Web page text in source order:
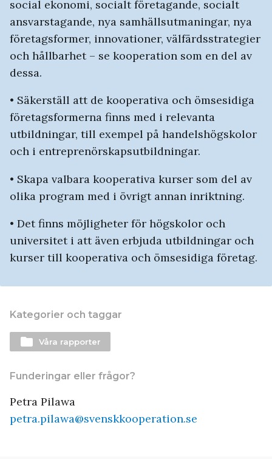
social ekonomi, socialt företagande, socialt
ansvarstagande, nya samhällsutmaningar, nya
företagsformer, innovationer, välfärdsstrategier
och hållbarhet – se kooperation som en del av
dessa.
• Säkerställ att de kooperativa och ömsesidiga
företagsformerna finns med i relevanta
utbildningar, till exempel på handelshögskolor
och i entreprenörskapsutbildningar.
• Skapa valbara kooperativa kurser som del av
olika program med i övrigt annan inriktning.
• Det finns möjligheter för högskolor och
universitet i att även erbjuda utbildningar och
kurser till kooperativa och ömsesidiga företag.
Kategorier och taggar
folder Våra rapporter
Funderingar eller frågor?
Petra Pilawa
petra.pilawa@svenskkooperation.se